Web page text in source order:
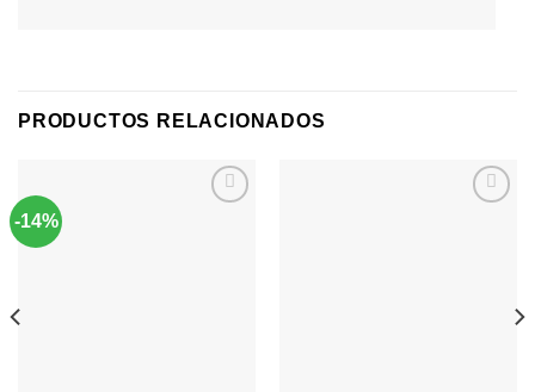
PRODUCTOS RELACIONADOS
-14%